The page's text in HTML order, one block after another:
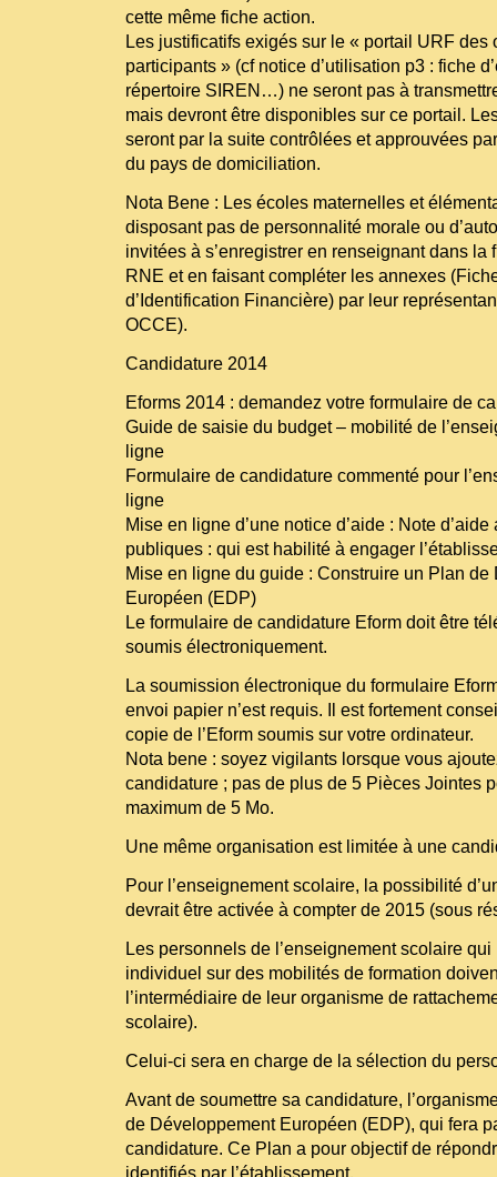
cette même fiche action.
Les justificatifs exigés sur le « portail URF des
participants » (cf notice d’utilisation p3 : fiche
répertoire SIREN…) ne seront pas à
mais devront être disponibles sur ce portail.
seront par la suite contrôlées et approuvées
du pays de domiciliation.
Nota Bene : Les écoles maternelles et
disposant pas de personnalité morale ou
invitées à s’enregistrer en renseignant dans la
RNE et en faisant compléter les annexes
d’Identification Financière) par leur
OCCE).
Candidature 2014
Eforms 2014 : demandez votre formulaire de
Guide de saisie du budget – mobilité de
ligne
Formulaire de candidature commenté pour
ligne
Mise en ligne d’une notice d’aide : Note
publiques : qui est habilité à engager
Mise en ligne du guide : Construire un Plan de
Européen (EDP)
Le formulaire de candidature Eform doit être
soumis électroniquement.
La soumission électronique du formulaire
envoi papier n’est requis. Il est fortement
copie de l’Eform soumis sur votre ordinateur.
Nota bene : soyez vigilants lorsque vous
candidature ; pas de plus de 5 Pièces Jointes
maximum de 5 Mo.
Une même organisation est limitée à une
Pour l’enseignement scolaire, la possibilité
devrait être activée à compter de 2015 (sous
Les personnels de l’enseignement scolaire qui
individuel sur des mobilités de formation
l’intermédiaire de leur organisme de
scolaire).
Celui-ci sera en charge de la sélection du
Avant de soumettre sa candidature,
de Développement Européen (EDP), qui fera
candidature. Ce Plan a pour objectif de
identifiés par l’établissement.